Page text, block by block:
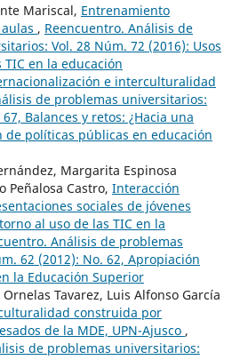
Mariscal, Entrenamiento
, Reencuentro. Análisis de
Vol. 28 Núm. 72 (2016): Usos
en la educación
e interculturalidad
de problemas universitarios:
Balances y retos: ¿Hacia una
de políticas públicas en educación
Margarita Espinosa
Peñalosa Castro, Interacción
sociales de jóvenes
al uso de las TIC en la
Análisis de problemas
62 (2012): No. 62, Apropiación
la Educación Superior
Tavarez, Luis Alfonso García
construida por
de la MDE, UPN-Ajusco ,
de problemas universitarios: